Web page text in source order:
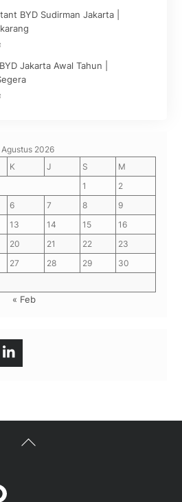
BYD Sudirman Jakarta |
Jakarta Awal Tahun |
Agustus 2026
K J S
M
1
2
6 7 8
9
13 14 15
16
20 21 22
23
27 28 29
30
« Feb
Back
To